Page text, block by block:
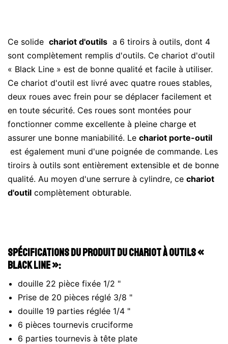
Ce solide chariot d'outils a 6 tiroirs à outils, dont 4
sont complètement remplis d'outils. Ce chariot d'outil
« Black Line » est de bonne qualité et facile à utiliser.
Ce chariot d'outil est livré avec quatre roues stables,
deux roues avec frein pour se déplacer facilement et
en toute sécurité. Ces roues sont montées pour
fonctionner comme excellente à pleine charge et
assurer une bonne maniabilité. Le chariot porte-outil
est également muni d'une poignée de commande. Les
tiroirs à outils sont entièrement extensible et de bonne
qualité. Au moyen d'une serrure à cylindre, ce chariot
d'outil complètement obturable.
Spécifications du produit du chariot à outils «
Black Line »:
douille 22 pièce fixée 1/2 "
Prise de 20 pièces réglé 3/8 "
douille 19 parties réglée 1/4 "
6 pièces tournevis cruciforme
6 parties tournevis à tête plate